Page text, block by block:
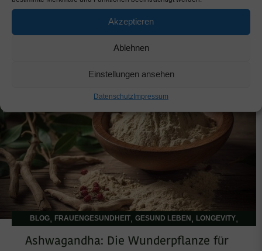
Akzeptieren
Ablehnen
Einstellungen ansehen
DatenschutzImpressum
Gesundheit minimieren können.
JETZT WEITERLESEN
BLOG, FRAUENGESUNDHEIT, GESUND LEBEN, LONGEVITY,
Ashwagandha: Die Wunderpflanze für